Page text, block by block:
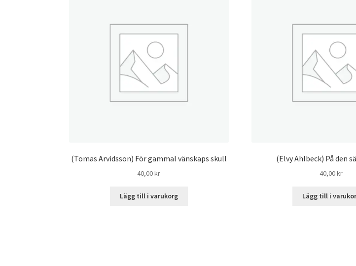
(Tomas Arvidsson) För gammal vänskaps skull
40,00kr
Lägg till i varukorg
(Elvy Ahlbeck) På den
40,00kr
Lägg till i